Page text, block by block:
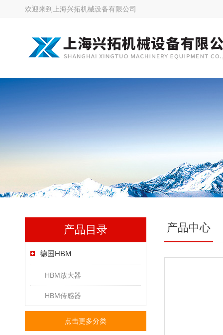
欢迎来到 上海兴拓机械设备有限公司
产品目录
德国HBM
HBM放大器
HBM传感器
点击更多分类
产品中心